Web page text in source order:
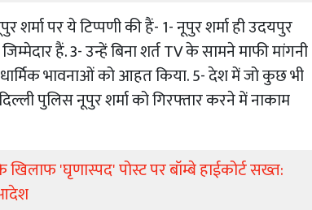
पर ये टिप्पणी की हैं- 1- नूपुर शर्मा ही उदयपुर
हैं. 3- उन्हें बिना शर्त TV के सामने माफी मांगनी
भावनाओं को आहत किया. 5- देश में जो कुछ भी
पुलिस नूपुर शर्मा को गिरफ्तार करने में नाकाम
'घृणास्पद' पोस्ट पर बॉम्बे हाईकोर्ट सख्त: